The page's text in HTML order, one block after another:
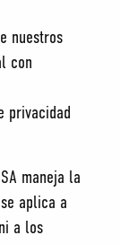
nuestros
con
privacidad
maneja la
aplica a
a los